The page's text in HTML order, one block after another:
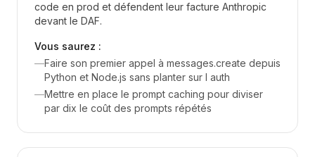
code en prod et défendent leur facture Anthropic
devant le DAF.
Vous saurez :
—Faire son premier appel à messages.create depuis
Python et Node.js sans planter sur l auth
—Mettre en place le prompt caching pour diviser
par dix le coût des prompts répétés